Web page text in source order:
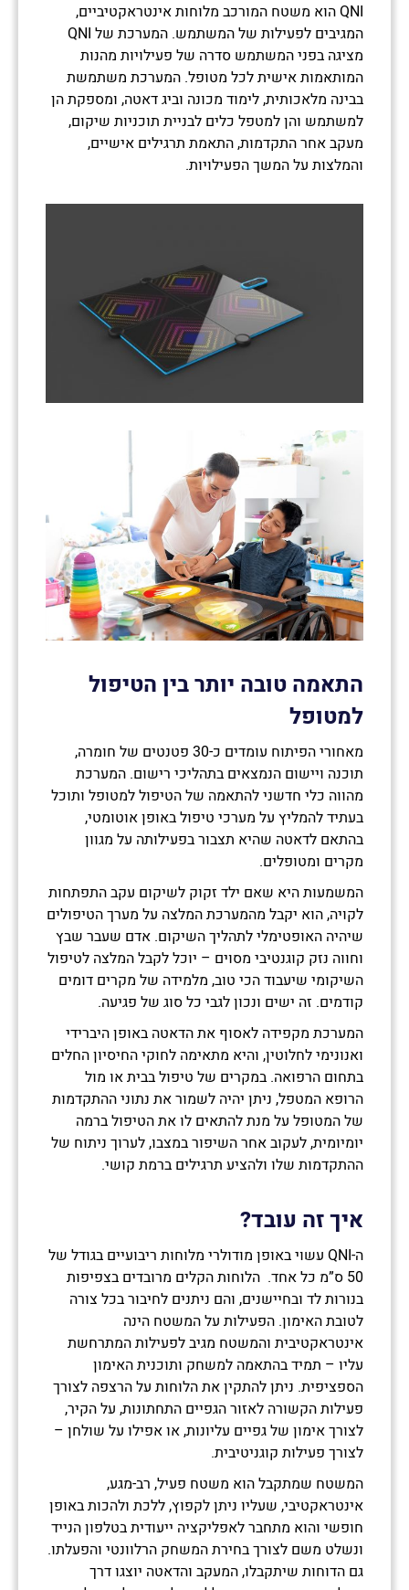
QNI הוא משטח המורכב מלוחות אינטראקטיביים,
המגיבים לפעילות של המשתמש. המערכת של QNI
מציגה בפני המשתמש סדרה של פעילויות מהנות
המותאמות אישית לכל מטופל. המערכת משתמשת
בבינה מלאכותית, לימוד מכונה וביג דאטה, ומספקת הן
למשתמש והן למטפל כלים לבניית תוכניות שיקום,
מעקב אחר התקדמות, התאמת תרגילים אישיים,
והמלצות על המשך הפעילויות.
התאמה טובה יותר בין הטיפול
למטופל
מאחורי הפיתוח עומדים כ-30 פטנטים של חומרה,
תוכנה ויישום הנמצאים בתהליכי רישום. המערכת
מהווה כלי חדשני להתאמה של הטיפול למטופל ותוכל
בעתיד להמליץ על מערכי טיפול באופן אוטומטי,
בהתאם לדאטה שהיא תצבור בפעילותה על מגוון
מקרים ומטופלים.
המשמעות היא שאם ילד זקוק לשיקום עקב התפתחות
לקויה, הוא יקבל מהמערכת המלצה על מערך הטיפולים
שיהיה האופטימלי לתהליך השיקום. אדם שעבר שבץ
וחווה נזק קוגנטיבי מסוים – יוכל לקבל המלצה לטיפול
השיקומי שיעבוד הכי טוב, מלמידה של מקרים דומים
קודמים. זה ישים ונכון לגבי כל סוג של פגיעה.
המערכת מקפידה לאסוף את הדאטה באופן היברידי
ואנונימי לחלוטין, והיא מתאימה לחוקי החיסיון החלים
בתחום הרפואה. במקרים של טיפול בבית או מול
הרופא המטפל, ניתן יהיה לשמור את נתוני ההתקדמות
של המטופל על מנת להתאים לו את הטיפול ברמה
יומיומית, לעקוב אחר השיפור במצבו, לערוך ניתוח של
ההתקדמות שלו ולהציע תרגילים ברמת קושי.
איך זה עובד?
ה-QNI עשוי באופן מודולרי מלוחות ריבועיים בגודל של
50 ס”מ כל אחד. הלוחות הקלים מרובדים בצפיפות
בנורות לד ובחיישנים, והם ניתנים לחיבור בכל צורה
לטובת האימון. הפעילות על המשטח הינה
אינטראקטיבית והמשטח מגיב לפעילות המתרחשת
עליו – תמיד בהתאמה למשחק ותוכנית האימון
הספציפית. ניתן להתקין את הלוחות על הרצפה לצורך
פעילות הקשורה לאזור הגפיים התחתונות, על הקיר,
לצורך אימון של גפיים עליונות, או אפילו על שולחן –
לצורך פעילות קוגניטיבית.
המשטח שמתקבל הוא משטח פעיל, רב-מגע,
אינטראקטיבי, שעליו ניתן לקפוץ, ללכת ולהכות באופן
חופשי והוא מתחבר לאפליקציה ייעודית בטלפון הנייד
ונשלט משם לצורך בחירת המשחק הרלוונטי והפעלתו.
גם הדוחות שיתקבלו, המעקב והדאטה יוצגו דרך